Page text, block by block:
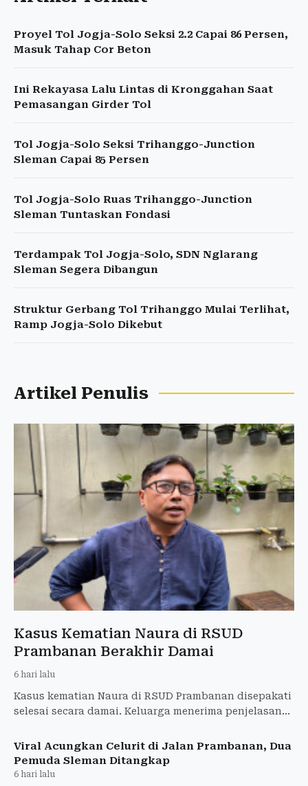
Proyel Tol Jogja-Solo Seksi 2.2 Capai 86 Persen,
Masuk Tahap Cor Beton
Ini Rekayasa Lalu Lintas di Kronggahan Saat
Pemasangan Girder Tol
Tol Jogja-Solo Seksi Trihanggo-Junction
Sleman Capai 85 Persen
Tol Jogja-Solo Ruas Trihanggo-Junction
Sleman Tuntaskan Fondasi
Terdampak Tol Jogja-Solo, SDN Nglarang
Sleman Segera Dibangun
Struktur Gerbang Tol Trihanggo Mulai Terlihat,
Ramp Jogja-Solo Dikebut
Artikel Penulis
Kasus Kematian Naura di RSUD
Prambanan Berakhir Damai
6 hari lalu
Kasus kematian Naura di RSUD Prambanan disepakati
selesai secara damai. Keluarga menerima penjelasan
Viral Acungkan Celurit di Jalan Prambanan, Dua
Pemuda Sleman Ditangkap
6 hari lalu